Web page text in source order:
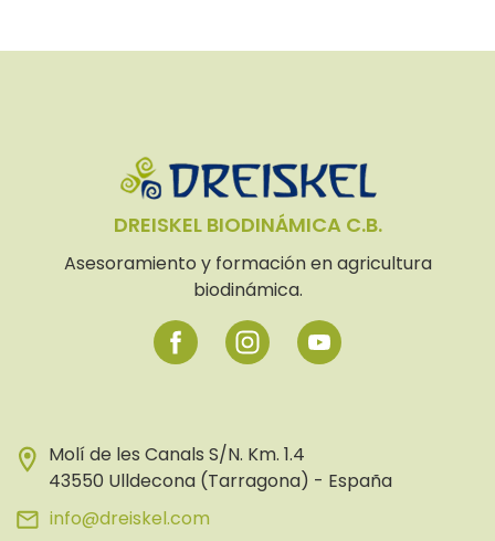
DREISKEL BIODINÁMICA C.B.
Asesoramiento y formación en agricultura
biodinámica.
Molí de les Canals S/N. Km. 1.4
43550 Ulldecona (Tarragona) - España
info@dreiskel.com